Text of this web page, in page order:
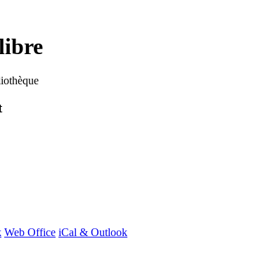
Web Office iCal & Outlook